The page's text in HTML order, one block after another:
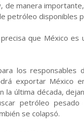
de manera
petróleo disponibles
que México
los
exportar México
la última década,
petróleo
se colapsó.